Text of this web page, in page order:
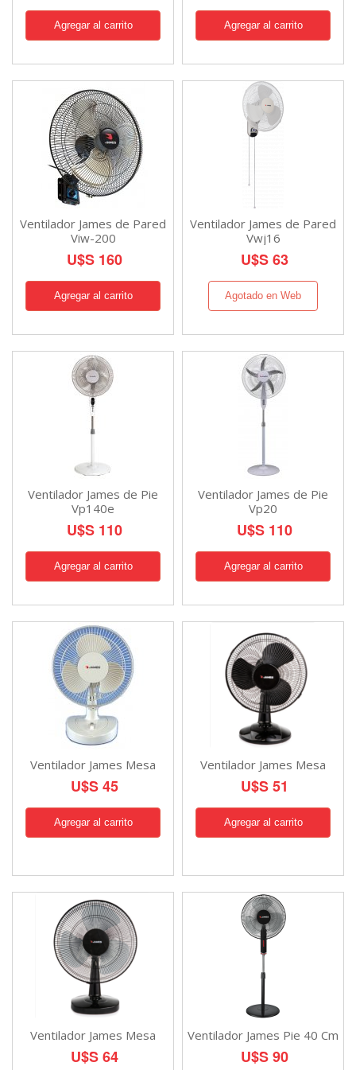
Ventilador James de Pared
Viw-200
U$S 160
Ventilador James de Pared
Vwj16
U$S 63
Agotado en Web
Ventilador James de Pie
Vp140e
U$S 110
Ventilador James de Pie
Vp20
U$S 110
Ventilador James Mesa
U$S 45
Ventilador James Mesa
U$S 51
Ventilador James Mesa
U$S 64
Ventilador James Pie 40 Cm
U$S 90